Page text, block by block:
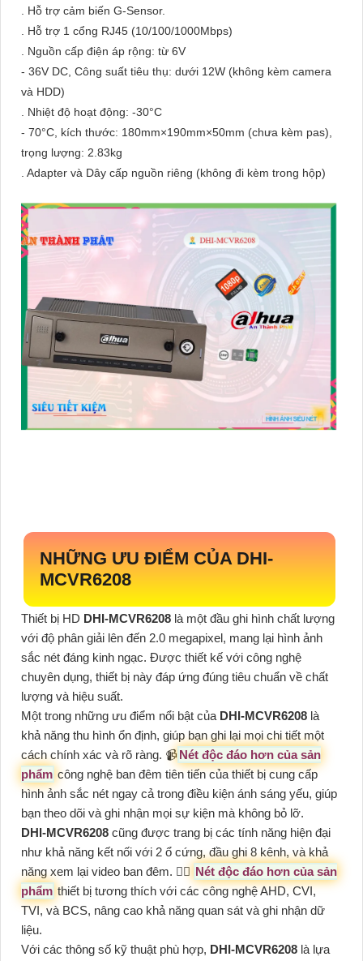
. Hỗ trợ cảm biến G-Sensor.
. Hỗ trợ 1 cổng RJ45 (10/100/1000Mbps)
. Nguồn cấp điện áp rộng: từ 6V
- 36V DC, Công suất tiêu thụ: dưới 12W (không kèm camera
và HDD)
. Nhiệt độ hoạt động: -30°C
- 70°C, kích thước: 180mm×190mm×50mm (chưa kèm pas),
trọng lượng: 2.83kg
. Adapter và Dây cấp nguồn riêng (không đi kèm trong hộp)
NHỮNG ƯU ĐIỂM CỦA DHI-
MCVR6208
Thiết bị HD DHI-MCVR6208 là một đầu ghi hình chất lượng
với độ phân giải lên đến 2.0 megapixel, mang lại hình ảnh
sắc nét đáng kinh ngạc. Được thiết kế với công nghệ
chuyên dụng, thiết bị này đáp ứng đúng tiêu chuẩn về chất
lượng và hiệu suất.
Một trong những ưu điểm nổi bật của DHI-MCVR6208 là
khả năng thu hình ổn định, giúp bạn ghi lại mọi chi tiết một
cách chính xác và rõ ràng. 📹Nét độc đáo hơn của sản
phẩm công nghệ ban đêm tiên tiến của thiết bị cung cấp
hình ảnh sắc nét ngay cả trong điều kiện ánh sáng yếu, giúp
bạn theo dõi và ghi nhận mọi sự kiện mà không bỏ lỡ.
DHI-MCVR6208 cũng được trang bị các tính năng hiện đại
như khả năng kết nối với 2 ổ cứng, đầu ghi 8 kênh, và khả
năng xem lại video ban đêm. ❤️‍💋‍ Nét độc đáo hơn của sản
phẩm thiết bị tương thích với các công nghệ AHD, CVI,
TVI, và BCS, nâng cao khả năng quan sát và ghi nhận dữ
liệu.
Với các thông số kỹ thuật phù hợp, DHI-MCVR6208 là lựa